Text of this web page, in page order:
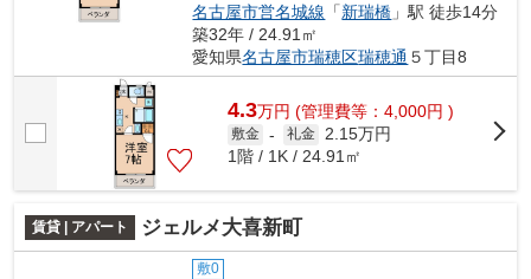
名古屋市営名城線 「新瑞橋 」駅 徒歩14分
築32年 / 24.91㎡
愛知県名古屋市瑞穂区瑞穂通 ５丁目8
4.3万円 (管理費等：4,000円 )
敷金 - 礼金
2.15万円
1階 / 1K / 24.91㎡
賃貸 | アパート ジェルメ大喜新町
敷0